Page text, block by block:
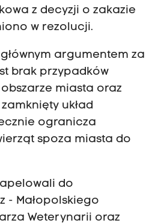
z decyzji o zakazie
w rezolucji.
argumentem za
brak przypadków
miasta oraz
układ
ogranicza
spoza miasta do
do
- Małopolskiego
Weterynarii oraz